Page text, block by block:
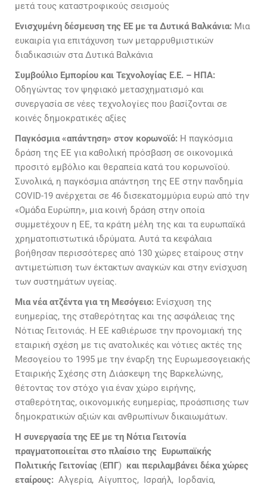
μετά τους καταστροφικούς σεισμούς
Ενισχυμένη δέσμευση της ΕΕ με τα Δυτικά Βαλκάνια: Μια
ευκαιρία για επιτάχυνση των μεταρρυθμιστικών
διαδικασιών στα Δυτικά Βαλκάνια
Συμβούλιο Εμπορίου και Τεχνολογίας Ε.Ε. – ΗΠΑ:
Οδηγώντας τον ψηφιακό μετασχηματισμό και
συνεργασία σε νέες τεχνολογίες που βασίζονται σε
κοινές δημοκρατικές αξίες
Παγκόσμια «απάντηση» στον κορωνοϊό: Η παγκόσμια
δράση της ΕΕ για καθολική πρόσβαση σε οικονομικά
προσιτό εμβόλιο και θεραπεία κατά του κορωνοϊού.
Συνολικά, η παγκόσμια απάντηση της ΕΕ στην πανδημία
COVID-19 ανέρχεται σε 46 δισεκατομμύρια ευρώ από την
«Ομάδα Ευρώπη», μια κοινή δράση στην οποία
συμμετέχουν η ΕΕ, τα κράτη μέλη της και τα ευρωπαϊκά
χρηματοπιστωτικά ιδρύματα. Αυτά τα κεφάλαια
βοήθησαν περισσότερες από 130 χώρες εταίρους στην
αντιμετώπιση των έκτακτων αναγκών και στην ενίσχυση
των συστημάτων υγείας.
Μια νέα ατζέντα για τη Μεσόγειο: Ενίσχυση της
ευημερίας, της σταθερότητας και της ασφάλειας της
Νότιας Γειτονιάς. Η ΕΕ καθιέρωσε την προνομιακή της
εταιρική σχέση με τις ανατολικές και νότιες ακτές της
Μεσογείου το 1995 με την έναρξη της Ευρωμεσογειακής
Εταιρικής Σχέσης στη Διάσκεψη της Βαρκελώνης,
θέτοντας τον στόχο για έναν χώρο ειρήνης,
σταθερότητας, οικονομικής ευημερίας, προάσπισης των
δημοκρατικών αξιών και ανθρωπίνων δικαιωμάτων.
Η συνεργασία της ΕΕ με τη Νότια Γειτονία
πραγματοποιείται στο πλαίσιο της Ευρωπαϊκής
Πολιτικής Γειτονίας (ΕΠΓ) και περιλαμβάνει δέκα χώρες
εταίρους: Αλγερία, Αίγυπτος, Ισραήλ, Ιορδανία,